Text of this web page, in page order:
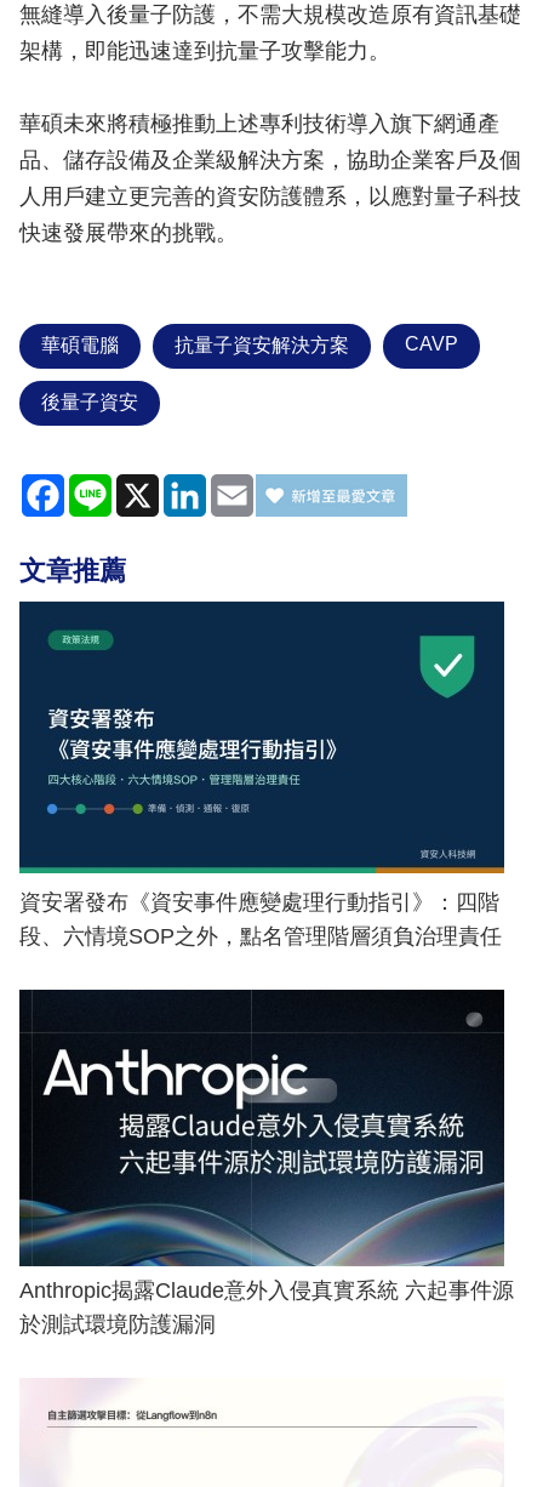
無縫導入後量子防護，不需大規模改造原有資訊基礎
架構，即能迅速達到抗量子攻擊能力。
華碩未來將積極推動上述專利技術導入旗下網通產
品、儲存設備及企業級解決方案，協助企業客戶及個
人用戶建立更完善的資安防護體系，以應對量子科技
快速發展帶來的挑戰。
華碩電腦 抗量子資安解決方案 CAVP
後量子資安
Facebook
Line X LinkedIn
Email
文章推薦
資安署發布《資安事件應變處理行動指引》：四階
段、六情境SOP之外，點名管理階層須負治理責任
Anthropic揭露Claude意外入侵真實系統 六起事件源
於測試環境防護漏洞